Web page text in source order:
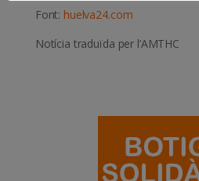
Font: huelva24.com
Notícia traduïda per l’AMTHC